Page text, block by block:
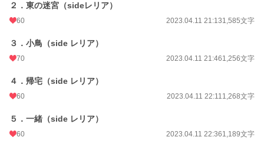
２．東の迷宮（sideレリア）
60 2023.04.11 21:131,585文字
３．小鳥（side レリア）
70 2023.04.11 21:461,256文字
４．帰宅（side レリア）
60 2023.04.11 22:111,268文字
５．一緒（side レリア）
60 2023.04.11 22:361,189文字